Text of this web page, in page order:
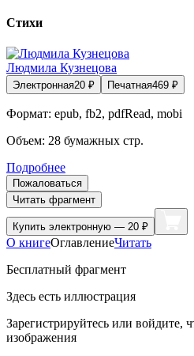
Стихи
Людмила Кузнецова
Электронная20 ₽ Печатная469 ₽
Формат: epub, fb2, pdfRead, mobi
Объем: 28 бумажных стр.
Подробнее
Пожаловаться
Читать фрагмент
Купить электронную — 20 ₽
О книгеОглавлениеЧитать
Бесплатный фрагмент
Здесь есть иллюстрация
Зарегистрируйтесь или войдите,
изображения